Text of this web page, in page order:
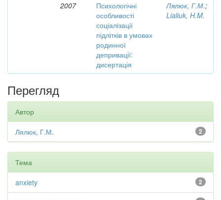
2007
Психологічні
особливості
соціалізації
підлітків в умовах
родинної
депривації:
дисертація
Лялюк, Г.М.;
Lialiuk, H.M.
Перегляд
Автор
2
Лялюк, Г.М.
Тема
2
anxiety